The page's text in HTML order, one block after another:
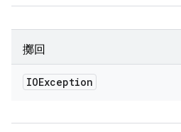
擲回
IOException